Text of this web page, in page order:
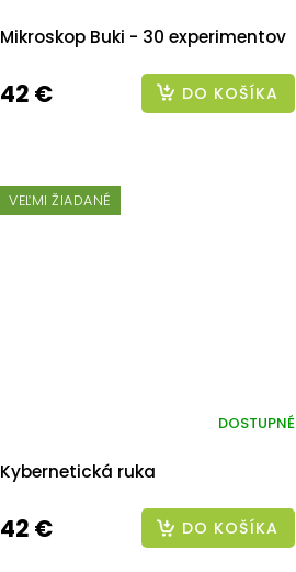
Mikroskop Buki - 30 experimentov
42 € DO KOŠÍKA
VEĽMI ŽIADANÉ
Kybernetická ruka
DOSTUPNÉ
42 € DO KOŠÍKA